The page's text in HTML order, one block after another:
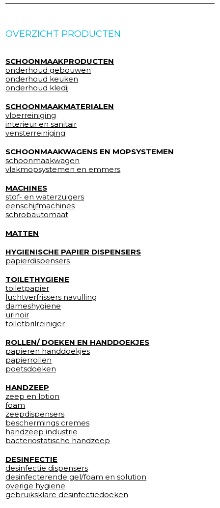
OVERZICHT PRODUCTEN
SCHOONMAAKPRODUCTEN
onderhoud gebouwen
onderhoud keuken
onderhoud kledij
SCHOONMAAKMATERIALEN
vloerreiniging
interieur en sanitair
vensterreiniging
SCHOONMAAKWAGENS EN MOPSYSTEMEN
schoonmaakwagen
vlakmopsystemen en emmers
MACHINES
stof- en waterzuigers
eenschijfmachines
schrobautomaat
MATTEN
HYGIENISCHE PAPIER DISPENSERS
papierdispensers
TOILETHYGIENE
toiletpapier
luchtverfrissers navulling
dameshygiene
urinoir
toiletbrilreiniger
ROLLEN/ DOEKEN EN HANDDOEKJES
papieren handdoekjes
papierrollen
poetsdoeken
HANDZEEP
zeep en lotion
foam
zeepdispensers
beschermings cremes
handzeep industrie
bacteriostatische handzeep
DESINFECTIE
desinfectie dispensers
desinfecterende gel/foam en solution
overige hygiene
gebruiksklare desinfectiedoeken